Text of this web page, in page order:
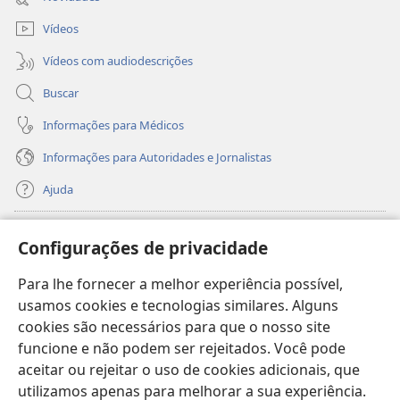
Configurações de privacidade
Para lhe fornecer a melhor experiência possível,
usamos cookies e tecnologias similares. Alguns
cookies são necessários para que o nosso site
funcione e não podem ser rejeitados. Você pode
aceitar ou rejeitar o uso de cookies adicionais, que
utilizamos apenas para melhorar a sua experiência.
janela)
Vídeos
Vídeos com audiodescrições
Buscar
Informações para Médicos
Informações para Autoridades e Jornalistas
Ajuda
(abre
nova
janela)
Biblioteca On-line da Torre de Vigia™
(abre
nova
janela)JW Hub
(abre
nova
janela)JW Library